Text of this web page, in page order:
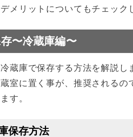
メリットについてもチェック
〜冷蔵庫編〜
蔵庫で保存する方法を解説
室に置く事が、推奨される
す。
保存方法